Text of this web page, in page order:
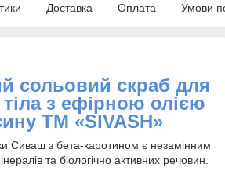
Доставка Оплата Умови
сольовий скраб для
з ефірною олією
ТМ «SIVASH»
Сиваш з бета-каротином є незамінним
та біологічно активних речовин.